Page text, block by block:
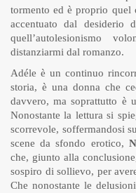
tormento ed è proprio quel
accentuato dal desiderio
quell’autolesionismo
distanziarmi dal romanzo.
Adéle è un continuo
storia, è una donna che
davvero, ma soprattutto è
Nonostante la lettura si
scorrevole, soffermandosi
scene da sfondo erotico,
che, giunto alla
sospiro di sollievo, per
Che nonostante le